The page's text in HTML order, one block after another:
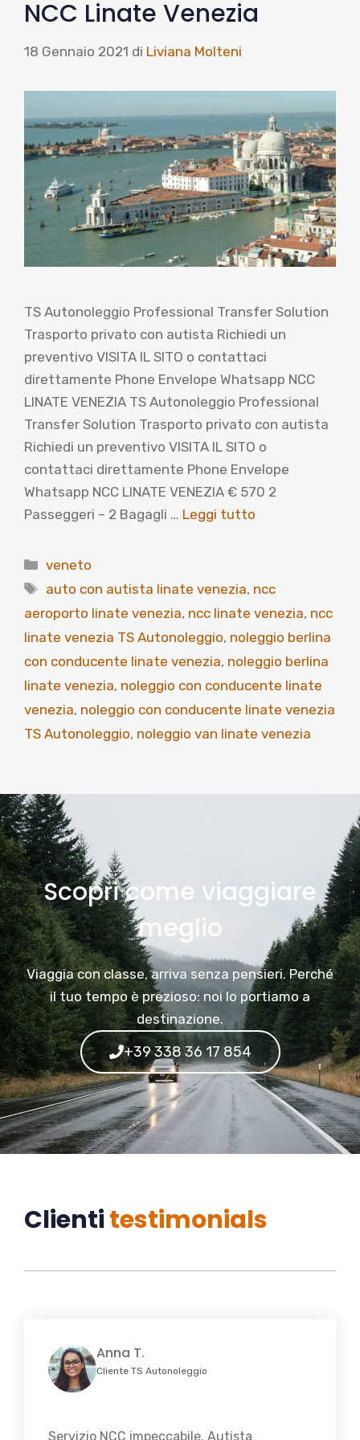
NCC Linate Venezia
18 Gennaio 2021 di Liviana Molteni
TS Autonoleggio Professional Transfer Solution
Trasporto privato con autista Richiedi un
preventivo VISITA IL SITO o contattaci
direttamente Phone Envelope Whatsapp NCC
LINATE VENEZIA TS Autonoleggio Professional
Transfer Solution Trasporto privato con autista
Richiedi un preventivo VISITA IL SITO o
contattaci direttamente Phone Envelope
Whatsapp NCC LINATE VENEZIA € 570 2
Passeggeri – 2 Bagagli … Leggi tutto
Categorie
veneto
Tag
auto con autista linate venezia, ncc
aeroporto linate venezia, ncc linate venezia, ncc
linate venezia TS Autonoleggio, noleggio berlina
con conducente linate venezia, noleggio berlina
linate venezia, noleggio con conducente linate
venezia, noleggio con conducente linate venezia
TS Autonoleggio, noleggio van linate venezia
Scopri come viaggiare
meglio
Viaggia con classe, arriva senza pensieri. Perché
il tuo tempo è prezioso: noi lo portiamo a
destinazione.
+39 338 36 17 854
Clientitestimonials
Anna T.
Cliente TS Autonoleggio
Servizio NCC impeccabile. Autista